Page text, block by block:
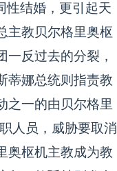
性结婚，更引起天
主教贝尔格里奥枢
反过去的分裂，
蒂娜总统则指责教
之一的由贝尔格里
人员，威胁要取消
奥枢机主教成为教